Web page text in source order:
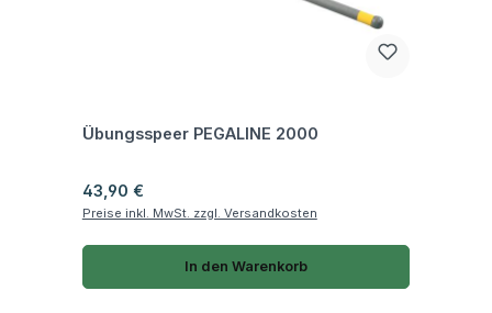
Übungsspeer PEGALINE 2000
Regulärer Preis:
43,90 €
Preise inkl. MwSt. zzgl. Versandkosten
In den Warenkorb